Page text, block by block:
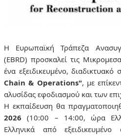
Η Ευρωπαϊκή Τράπεζα
(EBRD) προσκαλεί τις
ένα εξειδικευμένο, διαδικτυακό
Chain & Operations", με
αλυσίδας εφοδιασμού και των
Η εκπαίδευση θα
2026 (10:00 – 14:00, ώρα
Ελληνικά από εξειδικευμένο